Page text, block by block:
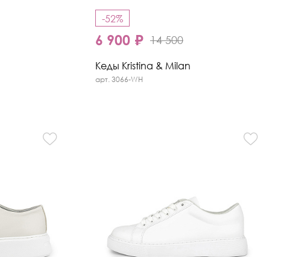
-52%
6 900 ₽ 14 500
Кеды Kristina & Milan
арт. 3066-WH